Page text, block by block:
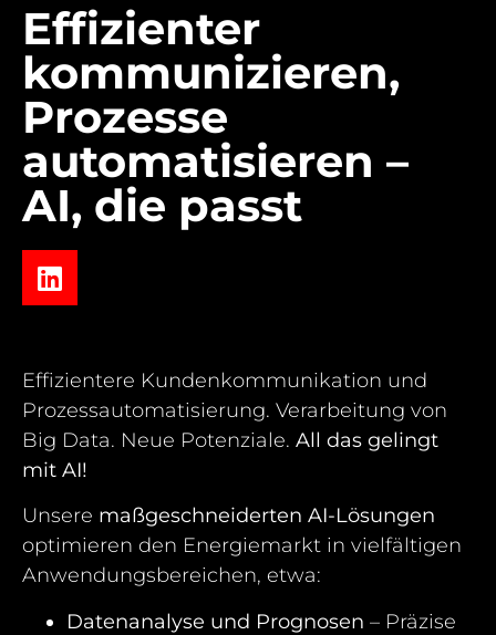
Effizienter
kommunizieren,
Prozesse
automatisieren –
AI, die passt
Effizientere Kundenkommunikation und
Prozessautomatisierung. Verarbeitung von
Big Data. Neue Potenziale. All das gelingt
mit AI!
Unsere maßgeschneiderten AI-Lösungen
optimieren den Energiemarkt in vielfältigen
Anwendungsbereichen, etwa:
Datenanalyse und Prognosen – Präzise